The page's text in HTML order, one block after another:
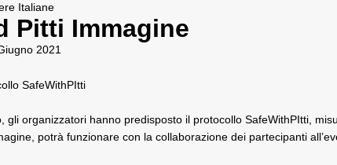
Italiane
Pitti Immagine
2021
organizzatori hanno predisposto il protocollo SafeWithPItti,
potrà funzionare con la collaborazione dei partecipanti